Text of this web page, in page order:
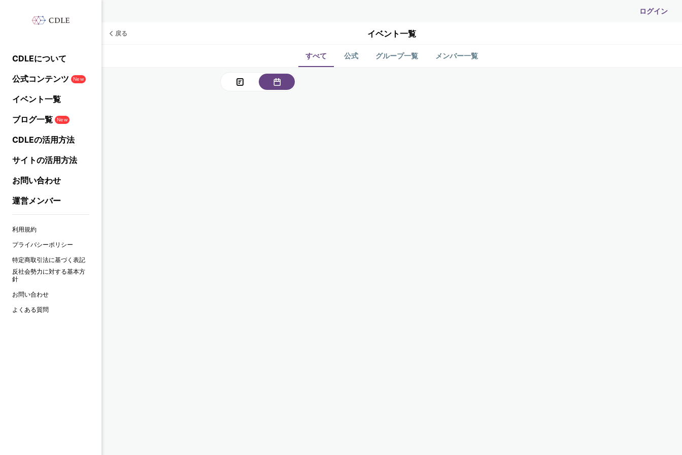
ログイン
CDLEについて
公式コンテンツ
New
イベント一覧
ブログ一覧
New
CDLEの活用方法
サイトの活用方法
お問い合わせ
運営メンバー
利用規約
プライバシーポリシー
特定商取引法に基づく表記
反社会勢力に対する基本方
針
お問い合わせ
よくある質問
戻る イベント一覧
すべて 公式 グループ一覧 メンバー一覧